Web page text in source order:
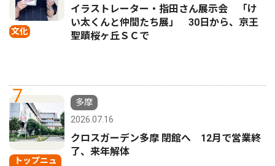
文化
イラストレーター・指田さん展示会 「け
い太くんと仲間たち展」 30日から、京王
聖蹟桜ヶ丘ＳＣで
7
トップニュ
多摩
2026.07.16
クロスガーデン多摩 閉館へ 12月で営業終
了、来年解体